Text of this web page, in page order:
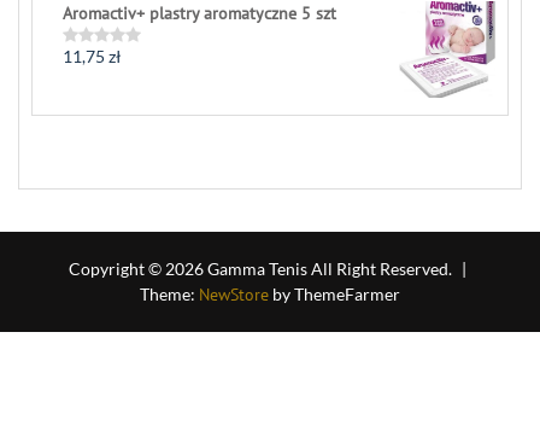
of
5
Aromactiv+ plastry aromatyczne 5 szt
Rated
11,75 zł
Copyright © 2026 Gamma Tenis All Right Reserved. |
Theme: NewStore by ThemeFarmer